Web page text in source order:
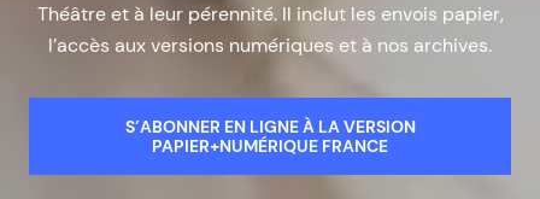
Théâtre et à leur pérennité. Il inclut les envois papier,
l’accès aux versions numériques et à nos archives.
S’ABONNER EN LIGNE À LA VERSION
PAPIER+NUMÉRIQUE FRANCE